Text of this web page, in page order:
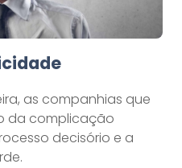
as companhias que
da complicação
decisório e a